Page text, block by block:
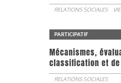
RELATIONS SOCIALES
PARTICIPATIF
Mécanismes,
classification et
RELATIONS SOCIALES